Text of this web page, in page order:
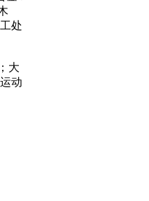
处
大
动